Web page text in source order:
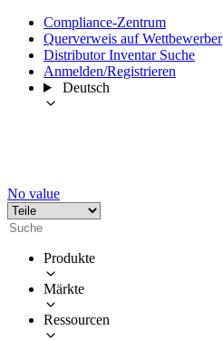
Compliance-Zentrum
Querverweis auf Wettbewerber
Distributor Inventar Suche
Anmelden/Registrieren
Deutsch
No value
Produkte
Märkte
Ressourcen